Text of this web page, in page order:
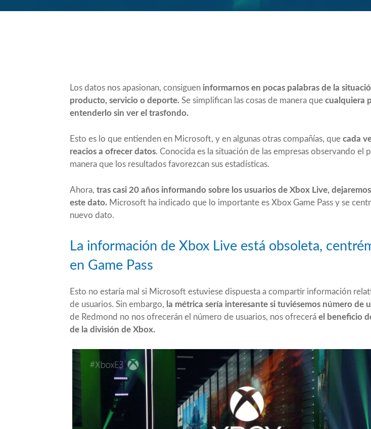
Los datos nos apasionan, consiguen informarnos en pocas palabras de la
producto, servicio o deporte. Se simplifican las cosas de manera que cualquiera
entenderlo sin ver el trasfondo.
Esto es lo que entienden en Microsoft, y en algunas otras compañías, que cada
reacios a ofrecer datos. Conocida es la situación de las empresas observando el
manera que los resultados favorezcan sus estadísticas.
Ahora, tras casi 20 años informando sobre los usuarios de Xbox Live,
este dato. Microsoft ha indicado que lo importante es Xbox Game Pass y se
nuevo dato.
La información de Xbox Live está obsoleta,
en Game Pass
Esto no estaría mal si Microsoft estuviese dispuesta a compartir información
de usuarios. Sin embargo, la métrica sería interesante si tuviésemos número de
de Redmond no nos ofrecerán el número de usuarios, nos ofrecerá el beneficio
de la división de Xbox.